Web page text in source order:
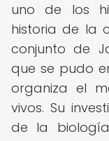
uno de los
historia de la
conjunto de
que se pudo
organiza el
vivos. Su
de la